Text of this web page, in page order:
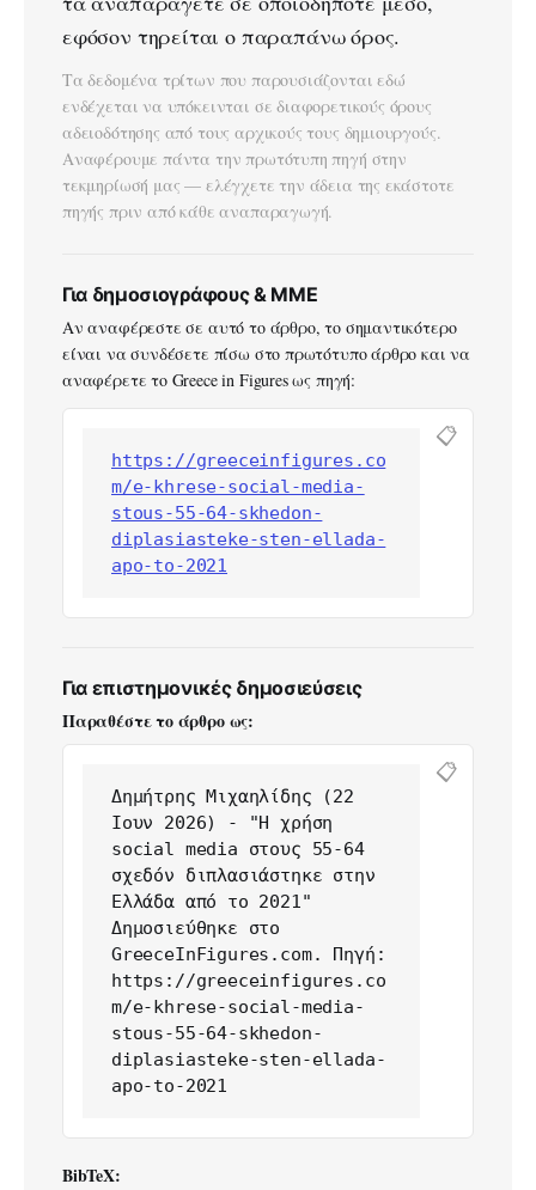
εφόσον τηρείται ο παραπάνω όρος.
Τα δεδομένα τρίτων που παρουσιάζονται εδώ
ενδέχεται να υπόκεινται σε διαφορετικούς όρους
αδειοδότησης από τους αρχικούς τους δημιουργούς.
Αναφέρουμε πάντα την πρωτότυπη πηγή στην
τεκμηρίωσή μας — ελέγχετε την άδεια της εκάστοτε
πηγής πριν από κάθε αναπαραγωγή.
Για δημοσιογράφους & ΜΜΕ
Αν αναφέρεστε σε αυτό το άρθρο, το σημαντικότερο
είναι να συνδέσετε πίσω στο πρωτότυπο άρθρο και να
αναφέρετε το Greece in Figures ως πηγή:
https://greeceinfigures.co
m/e-khrese-social-media-
stous-55-64-skhedon-
diplasiasteke-sten-ellada-
apo-to-2021
📋
Για επιστημονικές δημοσιεύσεις
Παραθέστε το άρθρο ως:
Δημήτρης Μιχαηλίδης (22
Ιουν 2026) - "Η χρήση
social media στους 55-64
σχεδόν διπλασιάστηκε στην
Ελλάδα από το 2021"
Δημοσιεύθηκε στο
GreeceInFigures.com. Πηγή:
https://greeceinfigures.co
m/e-khrese-social-media-
stous-55-64-skhedon-
diplasiasteke-sten-ellada-
apo-to-2021
📋
BibTeX: